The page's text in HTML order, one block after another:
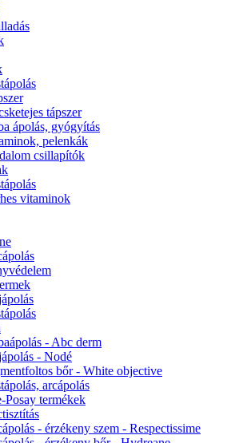
tápszer
ápolás, gyógyítás
pelenkák
csillapítók
vitaminok
- Abc derm
- Nodé
bőr - White objective
arcápolás
Posay termékek
- érzékeny szem - Respectissime